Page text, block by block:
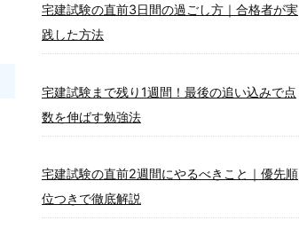
宅建試験の直前3日間の過ごし方｜合格者が実
践した方法
宅建試験まで残り1週間！最後の追い込みで点
数を伸ばす勉強法
宅建試験の直前2週間にやるべきこと｜優先順
位つきで徹底解説